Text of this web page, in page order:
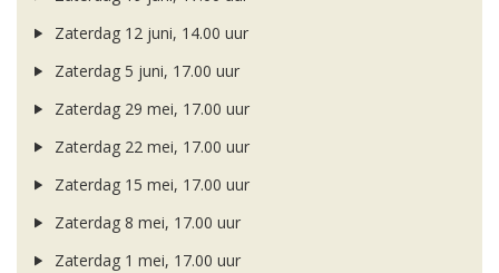
Zaterdag 12 juni, 14.00 uur
Zaterdag 5 juni, 17.00 uur
Zaterdag 29 mei, 17.00 uur
Zaterdag 22 mei, 17.00 uur
Zaterdag 15 mei, 17.00 uur
Zaterdag 8 mei, 17.00 uur
Zaterdag 1 mei, 17.00 uur